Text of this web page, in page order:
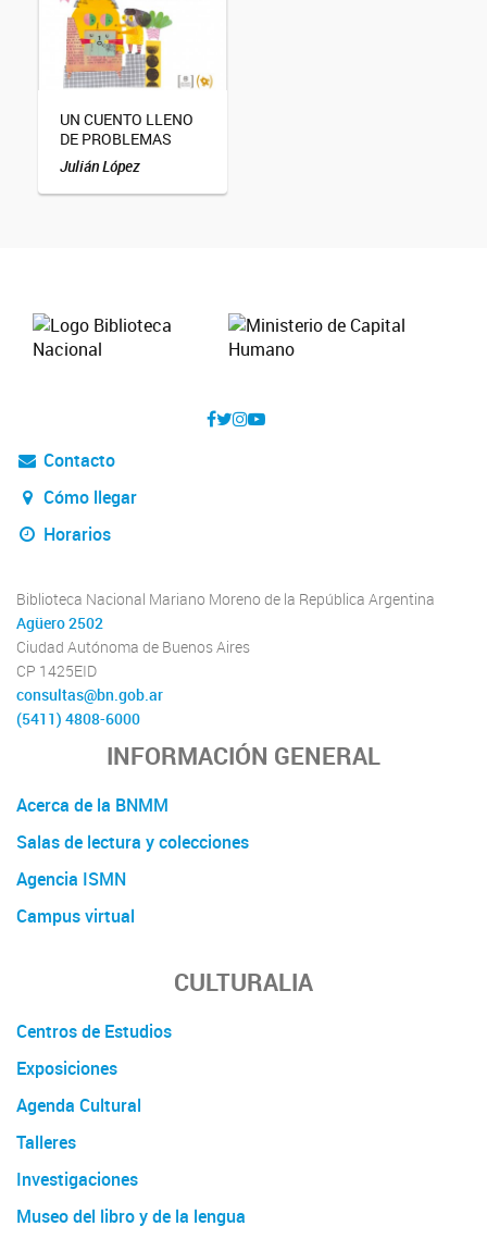
UN CUENTO LLENO
DE PROBLEMAS
Julián López
Contacto
Cómo llegar
Horarios
Biblioteca Nacional Mariano Moreno de la República Argentina
Agüero 2502
Ciudad Autónoma de Buenos Aires
CP 1425EID
consultas@bn.gob.ar
(5411) 4808-6000
INFORMACIÓN GENERAL
Acerca de la BNMM
Salas de lectura y colecciones
Agencia ISMN
Campus virtual
CULTURALIA
Centros de Estudios
Exposiciones
Agenda Cultural
Talleres
Investigaciones
Museo del libro y de la lengua